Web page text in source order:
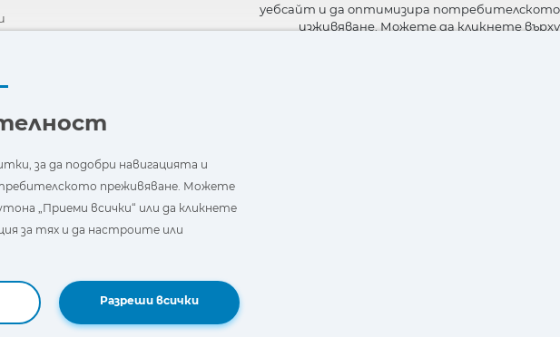
дистрибутор
задавани въпроси
уебсайт и да оптимизира потребителското
изживяване. Можете да кликнете върху
за да подобри навигацията и
преживяване. Можете
„Приеми всички“ или да кликнете
за тях и да настроите или
Разреши всички